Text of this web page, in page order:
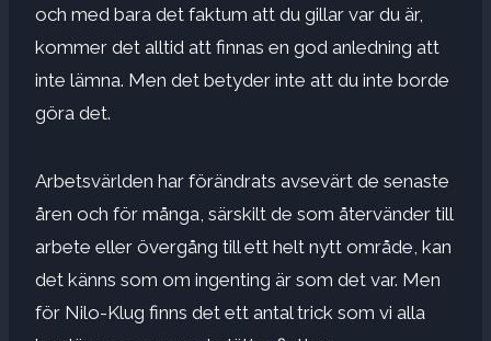
och med bara det faktum att du gillar var du är,
kommer det alltid att finnas en god anledning att
inte lämna. Men det betyder inte att du inte borde
göra det.
Arbetsvärlden har förändrats avsevärt de senaste
åren och för många, särskilt de som återvänder till
arbete eller övergång till ett helt nytt område, kan
det känns som om ingenting är som det var. Men
för Nilo-Klug finns det ett antal trick som vi alla